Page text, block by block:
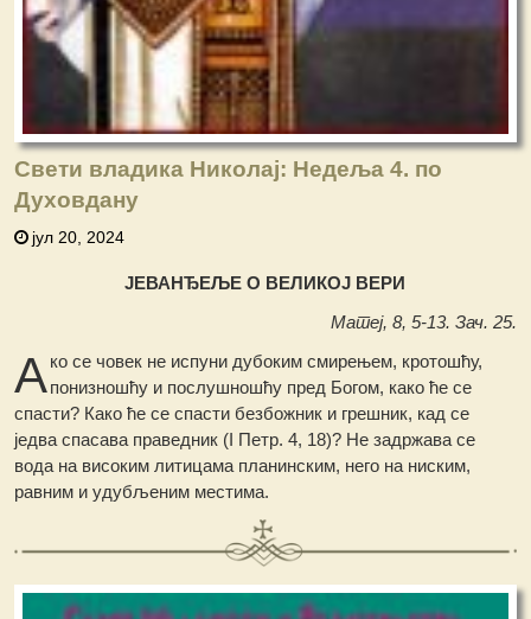
Свети владика Николај: Недеља 4. по
Духовдану
јул 20, 2024
ЈЕВАНЂЕЉЕ О ВЕЛИКОЈ ВЕРИ
Матеј, 8, 5-13. Зач. 25.
Ако се човек не испуни дубоким смирењем, кротошћу,
понизношћу и послушношћу пред Богом, како ће се
спасти? Како ће се спасти безбожник и грешник, кад се
једва спасава праведник (I Петр. 4, 18)? Не задржава се
вода на високим литицама планинским, него на ниским,
равним и удубљеним местима.